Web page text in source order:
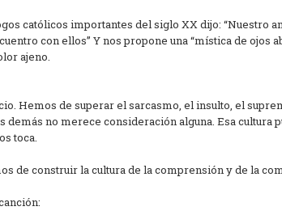
católicos importantes del siglo XX dijo: “Nuestro
con ellos” Y nos propone una “mística de ojos
ajeno.
Hemos de superar el sarcasmo, el insulto, el
no merece consideración alguna. Esa cultura
toca.
de construir la cultura de la comprensión y de la